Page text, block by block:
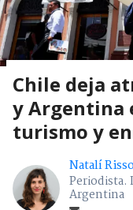
Chile deja
y Argentina
turismo y
Natalí Risso
Periodista.
Argentina